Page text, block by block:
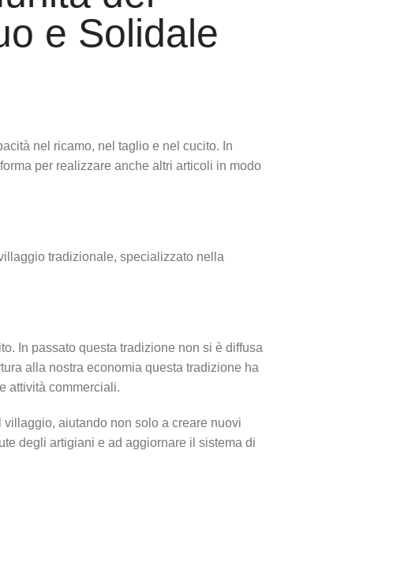
e Solidale
nel ricamo, nel taglio e nel cucito. In
per realizzare anche altri articoli in modo
tradizionale, specializzato nella
In passato questa tradizione non si è diffusa
alla nostra economia questa tradizione ha
attività commerciali.
aiutando non solo a creare nuovi
degli artigiani e ad aggiornare il sistema di